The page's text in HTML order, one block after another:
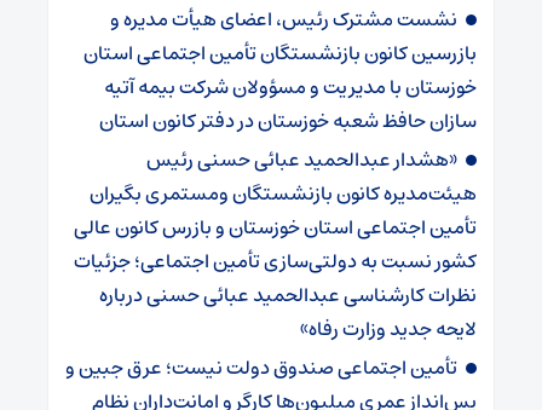
نشست مشترک رئیس، اعضای هیأت مدیره و
بازرسین کانون بازنشستگان تأمین اجتماعی استان
خوزستان با مدیریت و مسؤولان شرکت بیمه آتیه
سازان حافظ شعبه خوزستان در دفتر کانون استان
«هشدار عبدالحمید عبائی حسنی رئیس
هیئت‌مدیره کانون بازنشستگان ومستمری بگیران
تأمین اجتماعی استان خوزستان و بازرس کانون عالی
کشور نسبت به دولتی‌سازی تأمین اجتماعی؛ جزئیات
نظرات کارشناسی عبدالحمید عبائی حسنی درباره
لایحه جدید وزارت رفاه»
تأمین اجتماعی صندوق دولت نیست؛ عرق جبین و
پس‌انداز عمری میلیون‌ها کارگر و امانت‌داران نظام